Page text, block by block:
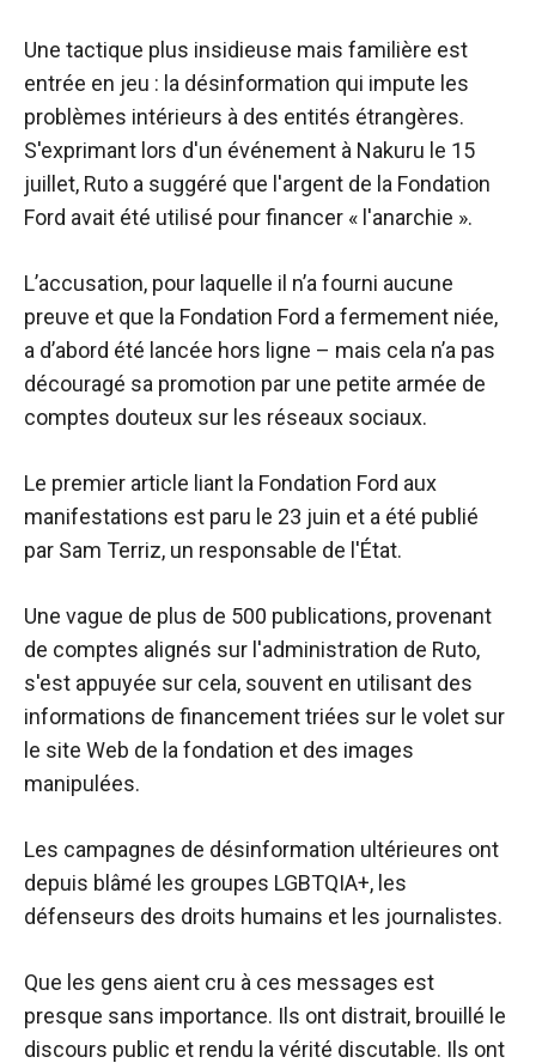
Une tactique plus insidieuse mais familière est
entrée en jeu : la désinformation qui impute les
problèmes intérieurs à des entités étrangères.
S'exprimant lors d'un événement à Nakuru le 15
juillet, Ruto a suggéré que l'argent de la Fondation
Ford avait été utilisé pour financer « l'anarchie ».
L’accusation, pour laquelle il n’a fourni aucune
preuve et que la Fondation Ford a fermement niée,
a d’abord été lancée hors ligne – mais cela n’a pas
découragé sa promotion par une petite armée de
comptes douteux sur les réseaux sociaux.
Le premier article liant la Fondation Ford aux
manifestations est paru le 23 juin et a été publié
par Sam Terriz, un responsable de l'État.
Une vague de plus de 500 publications, provenant
de comptes alignés sur l'administration de Ruto,
s'est appuyée sur cela, souvent en utilisant des
informations de financement triées sur le volet sur
le site Web de la fondation et des images
manipulées.
Les campagnes de désinformation ultérieures ont
depuis blâmé les groupes LGBTQIA+, les
défenseurs des droits humains et les journalistes.
Que les gens aient cru à ces messages est
presque sans importance. Ils ont distrait, brouillé le
discours public et rendu la vérité discutable. Ils ont